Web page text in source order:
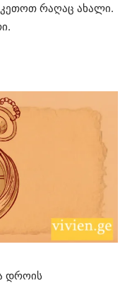
რაღაც ახალი.
დროის